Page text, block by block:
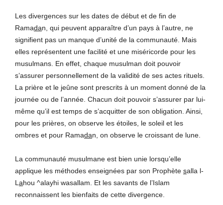
Les divergences sur les dates de début et de fin de
Ramadan, qui peuvent apparaître d’un pays à l’autre, ne
signifient pas un manque d’unité de la communauté. Mais
elles représentent une facilité et une miséricorde pour les
musulmans. En effet, chaque musulman doit pouvoir
s’assurer personnellement de la validité de ses actes rituels.
La prière et le jeûne sont prescrits à un moment donné de la
journée ou de l’année. Chacun doit pouvoir s’assurer par lui-
même qu’il est temps de s’acquitter de son obligation. Ainsi,
pour les prières, on observe les étoiles, le soleil et les
ombres et pour Ramadan, on observe le croissant de lune.
La communauté musulmane est bien unie lorsqu’elle
applique les méthodes enseignées par son Prophète salla l-
L ahou ^alayhi wasallam. Et les savants de l’Islam
reconnaissent les bienfaits de cette divergence.